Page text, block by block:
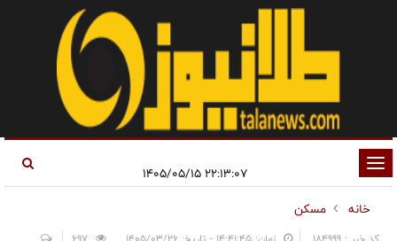
تغییر
وضعیت
ناوبری
۲۲:۱۳:۰۷ ۱۴۰۵/۰۵/۱۵
خانه
مسکن